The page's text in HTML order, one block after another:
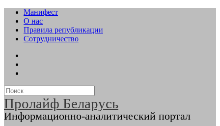
Манифест
О нас
Правила републикации
Сотрудничество
Пролайф Беларусь
Информационно-аналитический портал